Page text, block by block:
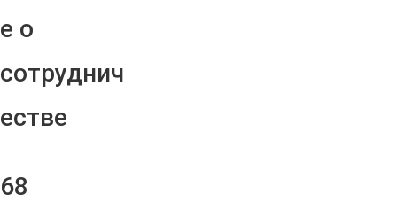
е о
сотруднич
естве
68